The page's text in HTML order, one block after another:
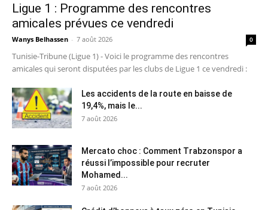
Ligue 1 : Programme des rencontres
amicales prévues ce vendredi
Wanys Belhassen - 7 août 2026 0
Tunisie-Tribune (Ligue 1) - Voici le programme des rencontres
amicales qui seront disputées par les clubs de Ligue 1 ce vendredi :
Les accidents de la route en baisse de
19,4%, mais le...
7 août 2026
Mercato choc : Comment Trabzonspor a
réussi l’impossible pour recruter
Mohamed...
7 août 2026